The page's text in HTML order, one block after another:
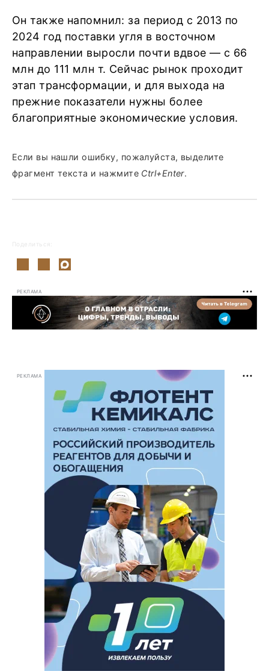
Он также напомнил: за период с 2013 по
2024 год поставки угля в восточном
направлении выросли почти вдвое — с 66
млн до 111 млн т. Сейчас рынок проходит
этап трансформации, и для выхода на
прежние показатели нужны более
благоприятные экономические условия.
Если вы нашли ошибку, пожалуйста, выделите
фрагмент текста и нажмите Ctrl+Enter.
Поделиться:
РЕКЛАМА
РЕКЛАМА